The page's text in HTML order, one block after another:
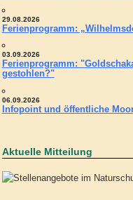
29.08.2026
Ferienprogramm:
03.09.2026
Ferienprogramm:
gestohlen?"
06.09.2026
Infopoint und öffentliche
Aktuelle Mitteilung